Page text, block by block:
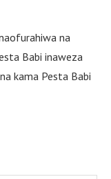
na
Babi inaweza
kama Pesta Babi